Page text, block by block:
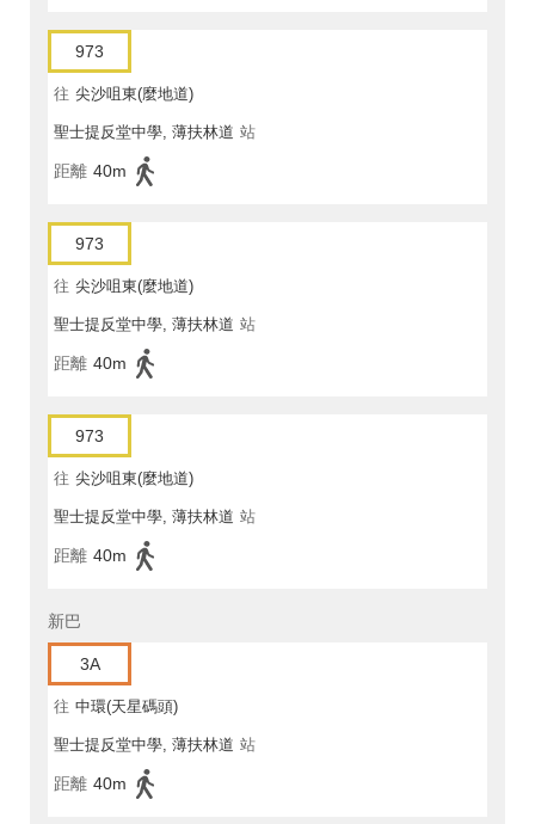
973
往 尖沙咀東(麼地道)
聖士提反堂中學, 薄扶林道 站
距離 40m
973
往 尖沙咀東(麼地道)
聖士提反堂中學, 薄扶林道 站
距離 40m
973
往 尖沙咀東(麼地道)
聖士提反堂中學, 薄扶林道 站
距離 40m
新巴
3A
往 中環(天星碼頭)
聖士提反堂中學, 薄扶林道 站
距離 40m